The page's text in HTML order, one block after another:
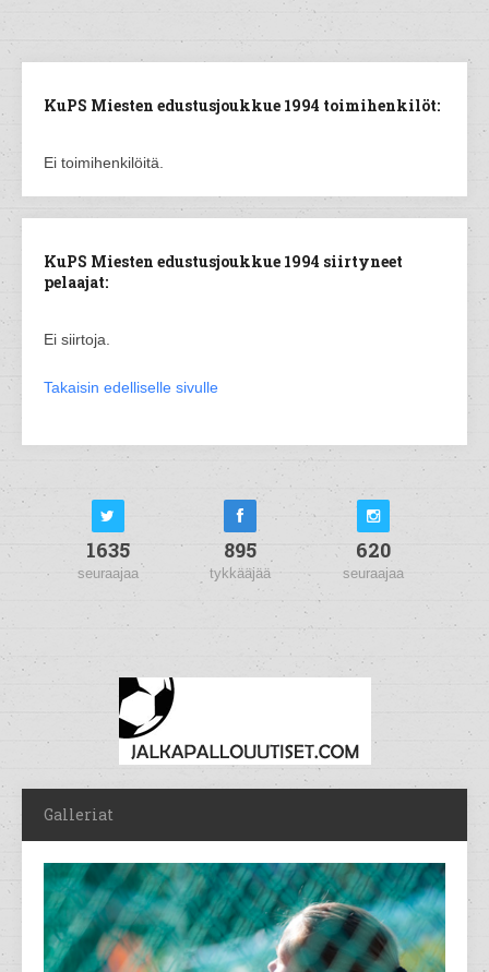
KuPS Miesten edustusjoukkue 1994 toimihenkilöt:
Ei toimihenkilöitä.
KuPS Miesten edustusjoukkue 1994 siirtyneet
pelaajat:
Ei siirtoja.
Takaisin edelliselle sivulle
1635
seuraajaa
895
tykkääjää
620
seuraajaa
Galleriat